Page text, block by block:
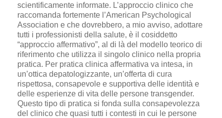
scientificamente informate. L’approccio clinico che
raccomanda fortemente l’American Psychological
Association e che dovrebbero, a mio avviso, adottare
tutti i professionisti della salute, è il cosiddetto
“approccio affermativo”, al di là del modello teorico di
riferimento che utilizza il singolo clinico nella propria
pratica. Per pratica clinica affermativa va intesa, in
un’ottica depatologizzante, un’offerta di cura
rispettosa, consapevole e supportiva delle identità e
delle esperienze di vita delle persone transgender.
Questo tipo di pratica si fonda sulla consapevolezza
del clinico che quasi tutti i contesti in cui le persone